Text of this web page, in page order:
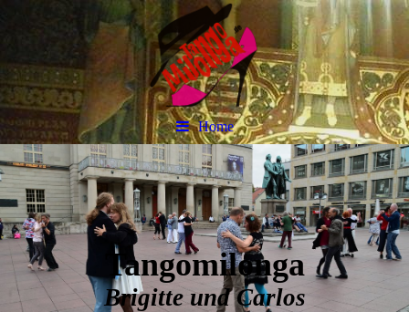
Home
Tangomilonga
Brigitte und Carlos